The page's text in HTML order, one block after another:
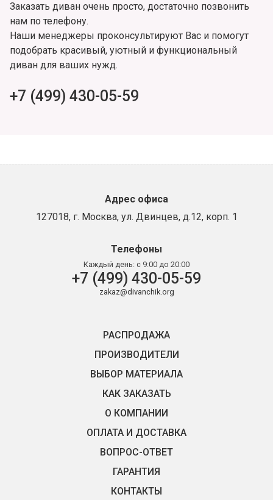
Заказать диван очень просто, достаточно позвонить
нам по телефону.
Наши менеджеры проконсультируют Вас и помогут
подобрать красивый, уютный и функциональный
диван для ваших нужд.
+7 (499) 430-05-59
Адрес офиса
127018, г. Москва, ул. Двинцев, д.12, корп. 1
Телефоны
Каждый день: с 9:00 до 20:00
+7 (499) 430-05-59
zakaz@divanchik.org
РАСПРОДАЖА
ПРОИЗВОДИТЕЛИ
ВЫБОР МАТЕРИАЛА
КАК ЗАКАЗАТЬ
О КОМПАНИИ
ОПЛАТА И ДОСТАВКА
ВОПРОС-ОТВЕТ
ГАРАНТИЯ
КОНТАКТЫ